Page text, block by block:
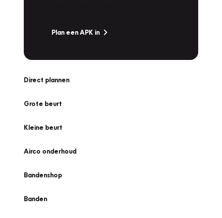
Plan een APK in
Direct plannen
Grote beurt
Kleine beurt
Airco onderhoud
Bandenshop
Banden